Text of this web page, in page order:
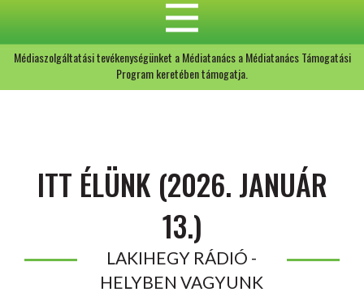
Médiaszolgáltatási tevékenységünket a Médiatanács a Médiatanács Támogatási
Program keretében támogatja.
ITT ÉLÜNK (2026. JANUÁR
13.)
LAKIHEGY RÁDIÓ -
HELYBEN VAGYUNK